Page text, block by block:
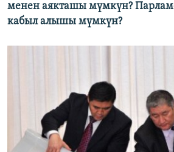
менен аякташы мүмкүн?
кабыл алышы мүмкүн?